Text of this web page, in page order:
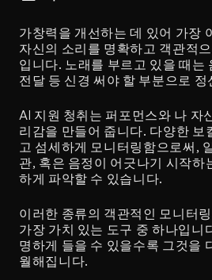
가창력을 개선하는 데 있어 가장
자신의 소리를 명확하고 객관적
입니다. 노래를 부르고 있을 때는
전달 등 신경 써야 할 부분으로
AI 지원 청취는 퍼포먼스와 나 자
리감을 만들어 줍니다. 다양한 보
고 섬세하게 모니터링함으로써,
관, 혹은 음정이 어긋나기 시작하
하게 파악할 수 있습니다.
이러한 종류의 객관적인 모니터
가장 가치 있는 도구 중 하나입니
명하게 들을 수 있을수록 그것을
월해집니다.